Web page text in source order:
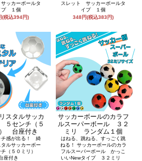
ッカーボールタ
プ １個
(税込394円)
スレット サッカーボールタ
イプ １個
348円(税込383円)
スタルサッカ
５センチ（５
台座付き
チ感が出る！ 綺
ルサッカーボー
（５０ミリ）
座付き
サッカーボールのカラフ
ルスーパーボール ３２
ミリ ランダム１個
はねる、跳ねる、すっごく跳
ねる！ サッカーボールのカラ
フルスーパーボール かっこ
いいNewタイプ ３２ミリ